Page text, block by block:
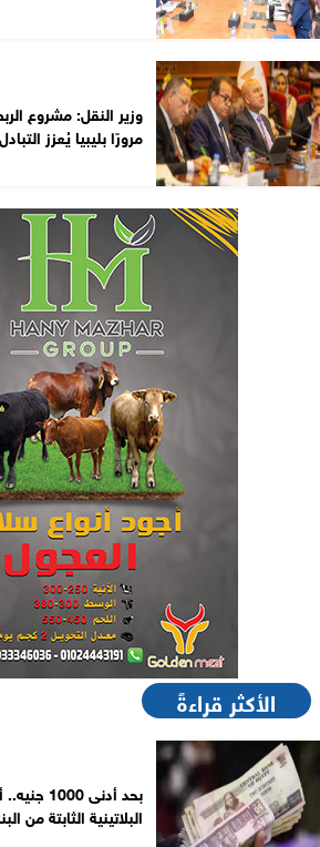
وزير النقل: مشروع
مرورًا بليبيا يُعزز
الأكثر قراءةً
بحد
البلاتينية الثابتة من